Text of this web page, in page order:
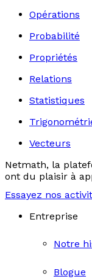
Opérations
Probabilité
Propriétés
Relations
Statistiques
Vecteurs
Netmath, la
ont du plaisir à
Essayez nos
Entreprise
Notre
Blogue